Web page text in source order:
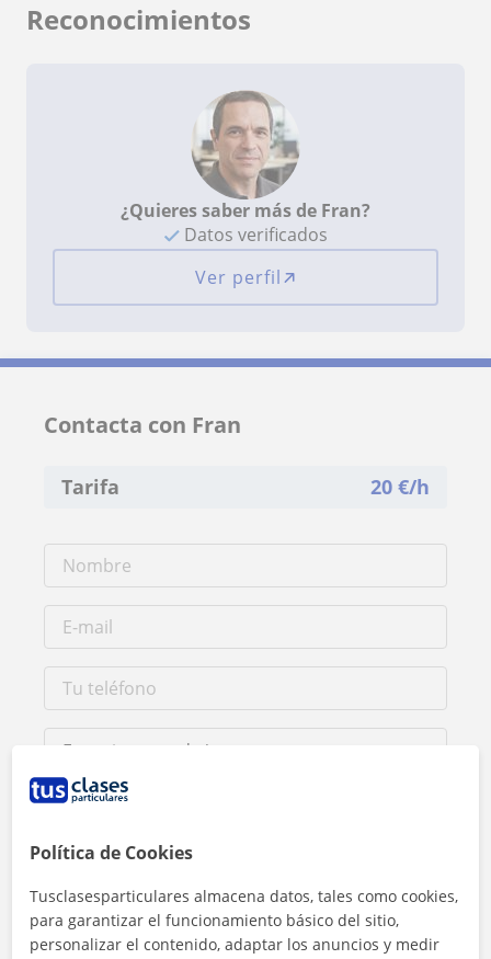
Reconocimientos
¿Quieres saber más de Fran?
Datos verificados
Ver perfil
Contacta con Fran
Tarifa 20 €/h
Contactar ahora
Política de Cookies
Tusclasesparticulares almacena datos, tales como cookies,
para garantizar el funcionamiento básico del sitio,
personalizar el contenido, adaptar los anuncios y medir